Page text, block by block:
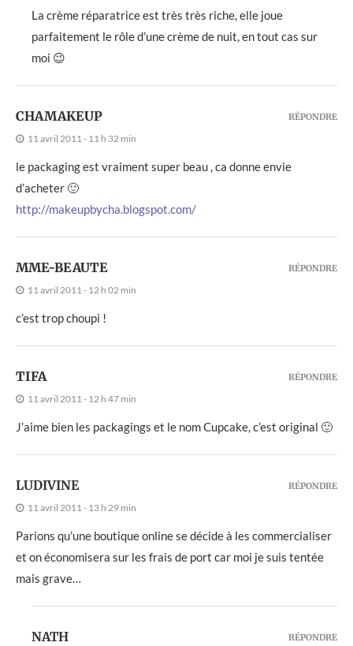
La crème réparatrice est très très riche, elle joue
parfaitement le rôle d’une crème de nuit, en tout cas sur
moi 😉
CHAMAKEUP
11 avril 2011 - 11 h 32 min
le packaging est vraiment super beau , ca donne envie
d’acheter 🙂
http://makeupbycha.blogspot.com/
RÉPONDRE
MME-BEAUTE
11 avril 2011 - 12 h 02 min
c’est trop choupi !
RÉPONDRE
TIFA
11 avril 2011 - 12 h 47 min
J’aime bien les packagings et le nom Cupcake, c’est original 🙂
RÉPONDRE
LUDIVINE
11 avril 2011 - 13 h 29 min
Parions qu’une boutique online se décide à les commercialiser
et on économisera sur les frais de port car moi je suis tentée
mais grave…
RÉPONDRE
NATH RÉPONDRE